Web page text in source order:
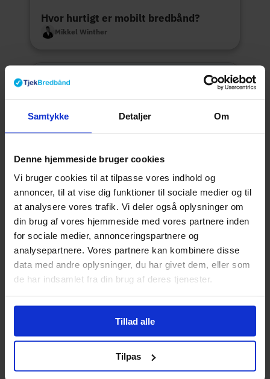
Samtykke Detaljer Om
Denne hjemmeside bruger cookies
Vi bruger cookies til at tilpasse vores indhold og
annoncer, til at vise dig funktioner til sociale medier og til
at analysere vores trafik. Vi deler også oplysninger om
din brug af vores hjemmeside med vores partnere inden
for sociale medier, annonceringspartnere og
analysepartnere. Vores partnere kan kombinere disse
data med andre oplysninger, du har givet dem, eller som
de har indsamlet fra din brug af deres tjenester.
Tillad alle
Tilpas
Hvor hurtigt er mobilt bredbånd?
Mikkel Winther
Hvad er en router?
Mikkel Winther
Hvad er latency?